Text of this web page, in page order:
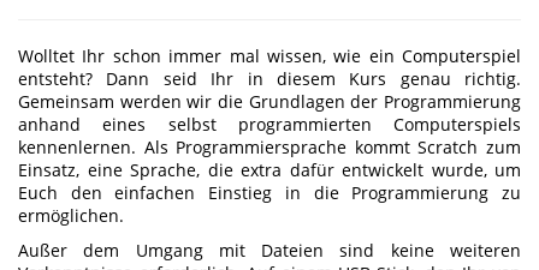
Wolltet Ihr schon immer mal wissen, wie ein Computerspiel
entsteht? Dann seid Ihr in diesem Kurs genau richtig.
Gemeinsam werden wir die Grundlagen der Programmierung
anhand eines selbst programmierten Computerspiels
kennenlernen. Als Programmiersprache kommt Scratch zum
Einsatz, eine Sprache, die extra dafür entwickelt wurde, um
Euch den einfachen Einstieg in die Programmierung zu
ermöglichen.
Außer dem Umgang mit Dateien sind keine weiteren